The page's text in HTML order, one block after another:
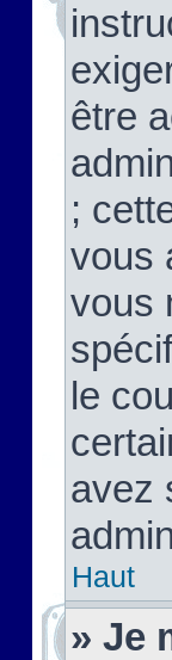
être
;
vous
vous
le
avez
Haut
» Je